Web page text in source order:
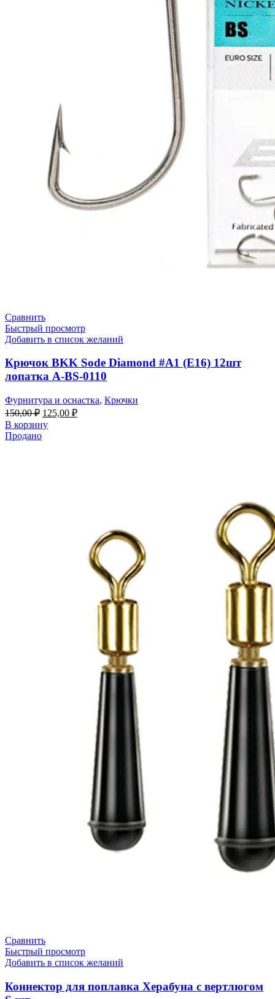
Сравнить
Быстрый просмотр
Добавить в список желаний
Крючок BKK Sode Diamond #A1 (E16) 12шт
лопатка A-BS-0110
Фурнитура и оснастка, Крючки
150,00₽ Первоначальная
цена
составляла
125,00 ₽Текущая
В корзину
Продано
Сравнить
Быстрый просмотр
Добавить в список желаний
Коннектор для поплавка Херабуна с вертлюгом